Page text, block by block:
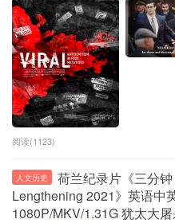
阅读(1123)
人文历史
荷兰纪录片《三分
Lengthening 2021》英语中
1080P/MKV/1.31G 犹太大